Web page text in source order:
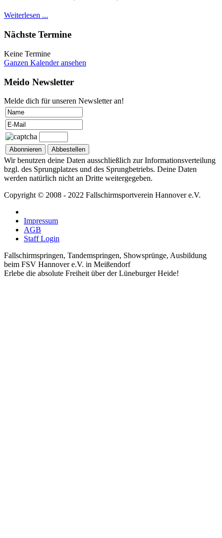
Weiterlesen ...
Nächste Termine
Keine Termine
Ganzen Kalender ansehen
Meido Newsletter
Melde dich für unseren Newsletter an!
Wir benutzen deine Daten ausschließlich zur Informationsverteilung
bzgl. des Sprungplatzes und des Sprungbetriebs. Deine Daten
werden natürlich nicht an Dritte weitergegeben.
Copyright © 2008 - 2022 Fallschirmsportverein Hannover e.V.
Impressum
AGB
Staff Login
Fallschirmspringen, Tandemspringen, Showsprünge, Ausbildung
beim FSV Hannover e.V. in Meißendorf
Erlebe die absolute Freiheit über der Lüneburger Heide!